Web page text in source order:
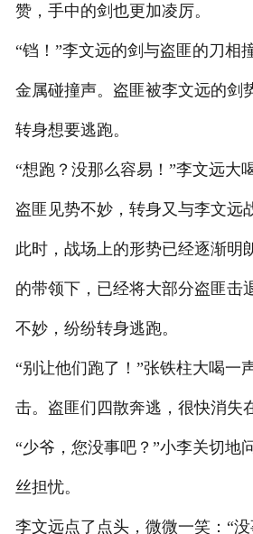
赞，手中的剑也更加凌厉。
“铛！”李文远的剑与盗匪的刀相
金属碰撞声。盗匪被李文远的剑
转身想要逃跑。
“想跑？没那么容易！”李文远大
盗匪见势不妙，转身又与李文远
此时，战场上的形势已经逐渐明
的带领下，已经将大部分盗匪击
不妙，纷纷转身逃跑。
“别让他们跑了！”张铁柱大喝一
击。盗匪们四散奔逃，很快消失
“少爷，您没事吧？”小李关切地
丝担忧。
李文远点了点头，微微一笑：“